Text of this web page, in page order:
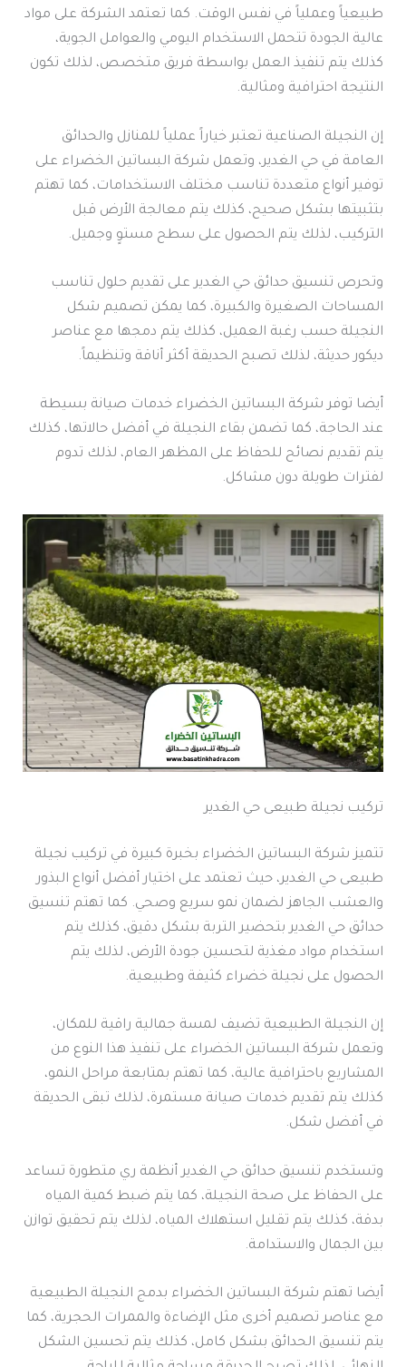
طبيعياً وعملياً في نفس الوقت. كما تعتمد الشركة على مواد
عالية الجودة تتحمل الاستخدام اليومي والعوامل الجوية،
كذلك يتم تنفيذ العمل بواسطة فريق متخصص، لذلك تكون
النتيجة احترافية ومثالية.
إن النجيلة الصناعية تعتبر خياراً عملياً للمنازل والحدائق
العامة في حي الغدير، وتعمل شركة البساتين الخضراء على
توفير أنواع متعددة تناسب مختلف الاستخدامات، كما تهتم
بتثبيتها بشكل صحيح، كذلك يتم معالجة الأرض قبل
التركيب، لذلك يتم الحصول على سطح مستوٍ وجميل.
وتحرص تنسيق حدائق حي الغدير على تقديم حلول تناسب
المساحات الصغيرة والكبيرة، كما يمكن تصميم شكل
النجيلة حسب رغبة العميل، كذلك يتم دمجها مع عناصر
ديكور حديثة، لذلك تصبح الحديقة أكثر أناقة وتنظيماً.
أيضا توفر شركة البساتين الخضراء خدمات صيانة بسيطة
عند الحاجة، كما تضمن بقاء النجيلة في أفضل حالاتها، كذلك
يتم تقديم نصائح للحفاظ على المظهر العام، لذلك تدوم
لفترات طويلة دون مشاكل.
تركيب نجيلة طبيعى حي الغدير
تتميز شركة البساتين الخضراء بخبرة كبيرة في تركيب نجيلة
طبيعى حي الغدير، حيث تعتمد على اختيار أفضل أنواع البذور
والعشب الجاهز لضمان نمو سريع وصحي. كما تهتم تنسيق
حدائق حي الغدير بتحضير التربة بشكل دقيق، كذلك يتم
استخدام مواد مغذية لتحسين جودة الأرض، لذلك يتم
الحصول على نجيلة خضراء كثيفة وطبيعية.
إن النجيلة الطبيعية تضيف لمسة جمالية راقية للمكان،
وتعمل شركة البساتين الخضراء على تنفيذ هذا النوع من
المشاريع باحترافية عالية، كما تهتم بمتابعة مراحل النمو،
كذلك يتم تقديم خدمات صيانة مستمرة، لذلك تبقى الحديقة
في أفضل شكل.
وتستخدم تنسيق حدائق حي الغدير أنظمة ري متطورة تساعد
على الحفاظ على صحة النجيلة، كما يتم ضبط كمية المياه
بدقة، كذلك يتم تقليل استهلاك المياه، لذلك يتم تحقيق توازن
بين الجمال والاستدامة.
أيضا تهتم شركة البساتين الخضراء بدمج النجيلة الطبيعية
مع عناصر تصميم أخرى مثل الإضاءة والممرات الحجرية، كما
يتم تنسيق الحدائق بشكل كامل، كذلك يتم تحسين الشكل